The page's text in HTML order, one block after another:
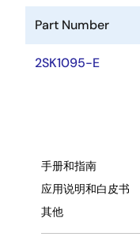
Part Number
2SK1095-E
手册和指南
应用说明和白皮书
其他